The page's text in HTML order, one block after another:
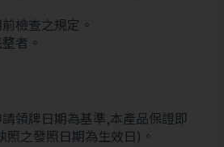
檢查之規定。
者。
領牌日期為基準,本產品保證即
照之發照日期為生效日)。